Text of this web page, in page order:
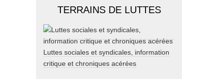
TERRAINS DE LUTTES
Luttes sociales et syndicales, information
critique et chroniques acérées